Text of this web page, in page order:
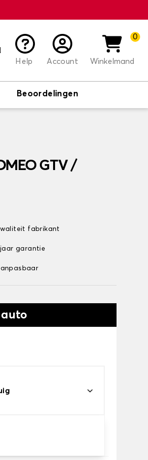
Help
Account
0
Winkelmand
Beoordelingen
GTV /
fabrikant
jaar garantie